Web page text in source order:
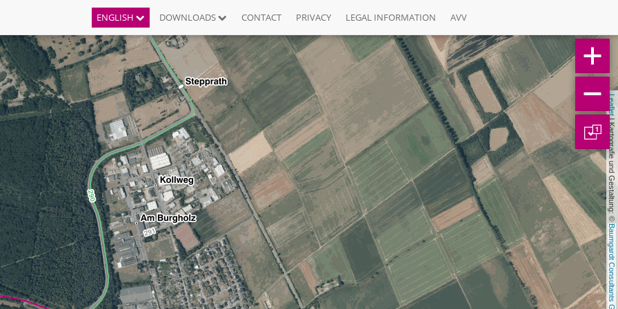
ENGLISH DOWNLOADS CONTACT PRIVACY LEGAL INFORMATION AVV
Leaflet
| Kartografie und Gestaltung: ©
Baumgardt Consultants GbR
1